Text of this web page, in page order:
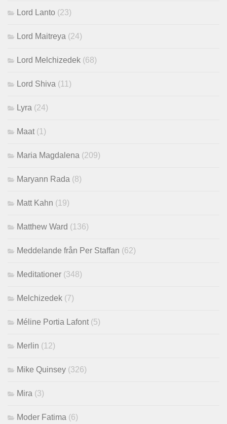
Lord Lanto (23)
Lord Maitreya (24)
Lord Melchizedek (68)
Lord Shiva (11)
Lyra (24)
Maat (1)
Maria Magdalena (209)
Maryann Rada (8)
Matt Kahn (19)
Matthew Ward (136)
Meddelande från Per Staffan (62)
Meditationer (348)
Melchizedek (7)
Méline Portia Lafont (5)
Merlin (12)
Mike Quinsey (326)
Mira (3)
Moder Fatima (6)